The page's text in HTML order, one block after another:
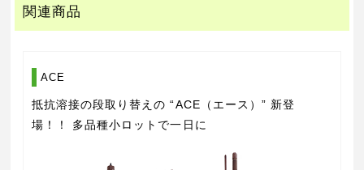
関連商品
ACE
抵抗溶接の段取り替えの “ACE（エース）” 新登
場！！ 多品種小ロットで一日に